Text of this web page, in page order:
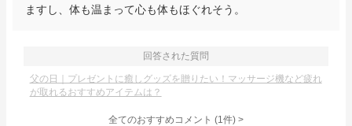
ますし、体も温まって心も体もほぐれそう。
回答された質問
父の日｜プレゼントに癒しグッズを贈りたい！マッサージ機など疲れ
が取れるおすすめアイテムは？
全てのおすすめコメント (1件) >